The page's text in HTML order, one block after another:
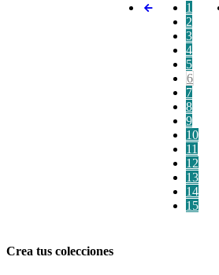
1
2
3
4
5
6
7
8
9
10
11
12
13
14
15
Crea tus colecciones